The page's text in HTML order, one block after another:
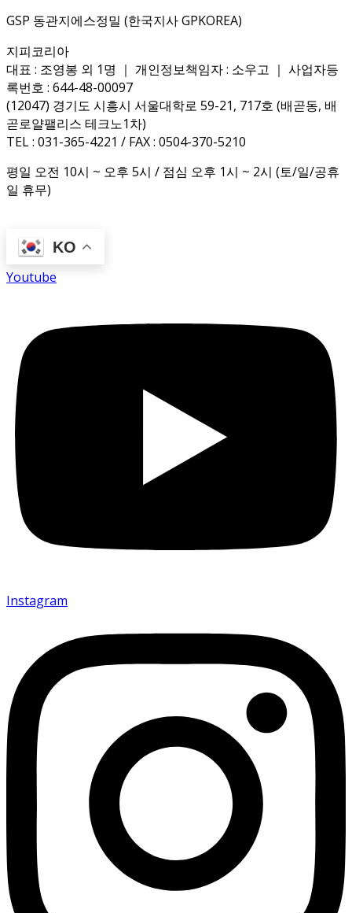
GSP 동관지에스정밀 (한국지사 GPKOREA)
지피코리아
대표 : 조영봉 외 1명 ｜ 개인정보책임자 : 소우고 ｜ 사업자등
록번호 : 644-48-00097
(12047) 경기도 시흥시 서울대학로 59-21, 717호 (배곧동, 배
곧로얄팰리스 테크노1차)
TEL : 031-365-4221 / FAX : 0504-370-5210
평일 오전 10시 ~ 오후 5시 / 점심 오후 1시 ~ 2시 (토/일/공휴
일 휴무)
KO
Youtube
Instagram